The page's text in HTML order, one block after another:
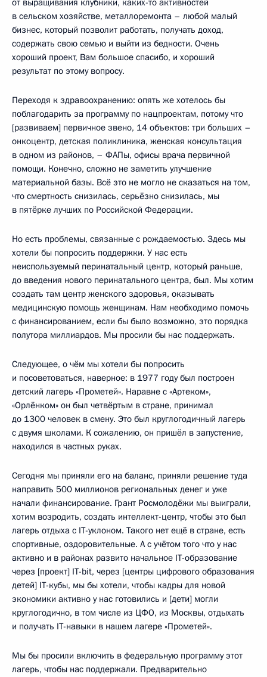
от выращивания клубники, каких-то активностей
в сельском хозяйстве, металлоремонта – любой малый
бизнес, который позволит работать, получать доход,
содержать свою семью и выйти из бедности. Очень
хороший проект, Вам большое спасибо, и хороший
результат по этому вопросу.
Переходя к здравоохранению: опять же хотелось бы
поблагодарить за программу по нацпроектам, потому что
[развиваем] первичное звено, 14 объектов: три больших –
онкоцентр, детская поликлиника, женская консультация
в одном из районов, – ФАПы, офисы врача первичной
помощи. Конечно, сложно не заметить улучшение
материальной базы. Всё это не могло не сказаться на том,
что смертность снизилась, серьёзно снизилась, мы
в пятёрке лучших по Российской Федерации.
Но есть проблемы, связанные с рождаемостью. Здесь мы
хотели бы попросить поддержки. У нас есть
неиспользуемый перинатальный центр, который раньше,
до введения нового перинатального центра, был. Мы хотим
создать там центр женского здоровья, оказывать
медицинскую помощь женщинам. Нам необходимо помочь
с финансированием, если бы было возможно, это порядка
полутора миллиардов. Мы просили бы нас поддержать.
Следующее, о чём мы хотели бы попросить
и посоветоваться, наверное: в 1977 году был построен
детский лагерь «Прометей». Наравне с «Артеком»,
«Орлёнком» он был четвёртым в стране, принимал
до 1300 человек в смену. Это был круглогодичный лагерь
с двумя школами. К сожалению, он пришёл в запустение,
находился в частных руках.
Сегодня мы приняли его на баланс, приняли решение туда
направить 500 миллионов региональных денег и уже
начали финансирование. Грант Росмолодёжи мы выиграли,
хотим возродить, создать интеллект-центр, чтобы это был
лагерь отдыха с IT-уклоном. Такого нет ещё в стране, есть
спортивные, оздоровительные. А с учётом того что у нас
активно и в районах развито начальное IТ-образование
через [проект] IТ-bit, через [центры цифрового образования
детей] IT-кубы, мы бы хотели, чтобы кадры для новой
экономики активно у нас готовились и [дети] могли
круглогодично, в том числе из ЦФО, из Москвы, отдыхать
и получать IT-навыки в нашем лагере «Прометей».
Мы бы просили включить в федеральную программу этот
лагерь, чтобы нас поддержали. Предварительно